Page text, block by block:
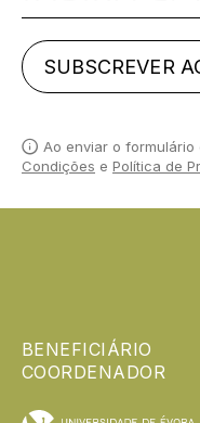
SUBSCREVER
Ao enviar o
Condições e Política de
BENEFICIÁRIO
COORDENADOR